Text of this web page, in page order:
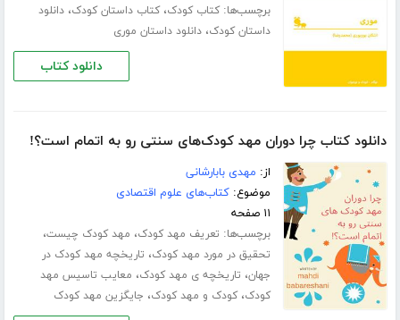
برچسب‌ها:کتاب کودک،کتاب داستان کودک،دانلود
داستان کودک،دانلود داستان موری
دانلود کتاب
دانلود کتاب چرا دوران مهد کودک‌های سنتی رو به اتمام است؟!
از: مهدی بابارشانی
موضوع:کتاب‌های علوم اقتصادی
۱۱ صفحه
برچسب‌ها: تعریف مهد کودک، مهد کودک چیست،
تحقیق در مورد مهد کودک، تاریخچه مهد کودک در
جهان، تاریخچه‌ ی مهد کودک، معایب تاسیس مهد
کودک،کودک و مهد کودک، جایگزین مهد کودک